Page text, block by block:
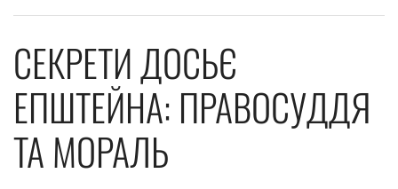
СЕКРЕТИ ДОСЬЄ
ЕПШТЕЙНА: ПРАВОСУДДЯ
ТА МОРАЛЬ